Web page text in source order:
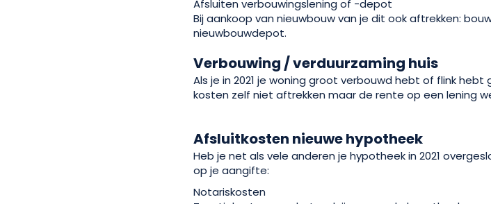
Afsluiten verbouwingslening of -depot
Bij aankoop van nieuwbouw van je dit ook aftrekken:
nieuwbouwdepot.
Verbouwing / verduurzaming huis
Als je in 2021 je woning groot verbouwd hebt of flink
kosten zelf niet aftrekken maar de rente op een lening
Afsluitkosten nieuwe hypotheek
Heb je net als vele anderen je hypotheek in 2021
op je aangifte:
Notariskosten